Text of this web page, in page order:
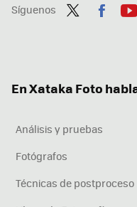
Síguenos
En Xataka Foto
Análisis y pruebas
Fotógrafos
Técnicas de postproceso